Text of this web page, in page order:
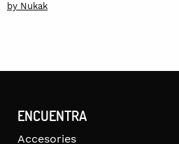
by Nukak
ENCUENTRA
Accesories